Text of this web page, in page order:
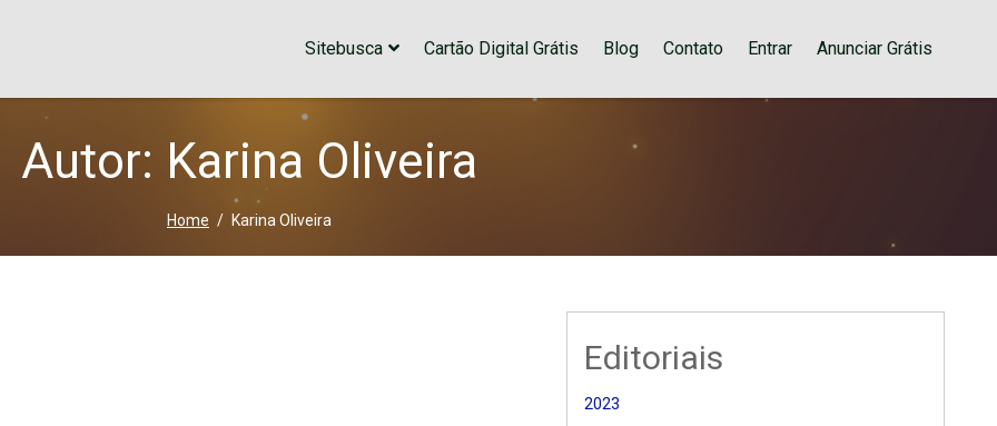
Sitebusca Cartão Digital Grátis Blog Contato Entrar Anunciar Grátis
Autor: Karina Oliveira
Home Karina Oliveira
Editoriais
2023